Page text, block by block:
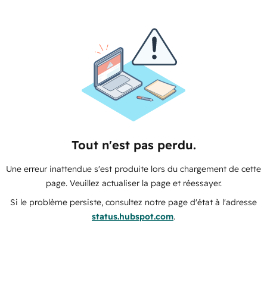
Tout n'est pas perdu.
Une erreur inattendue s'est produite lors du chargement de cette
page. Veuillez actualiser la page et réessayer.
Si le problème persiste, consultez notre page d'état à l'adresse
status.hubspot.com.